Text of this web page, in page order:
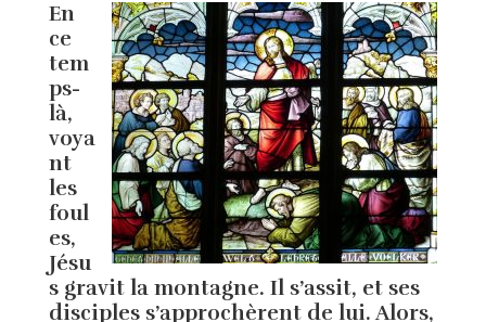
En
ce
tem
ps-
là,
voya
nt
les
foul
es,
Jésu
s gravit la montagne. Il s’assit, et ses
disciples s’approchèrent de lui. Alors,